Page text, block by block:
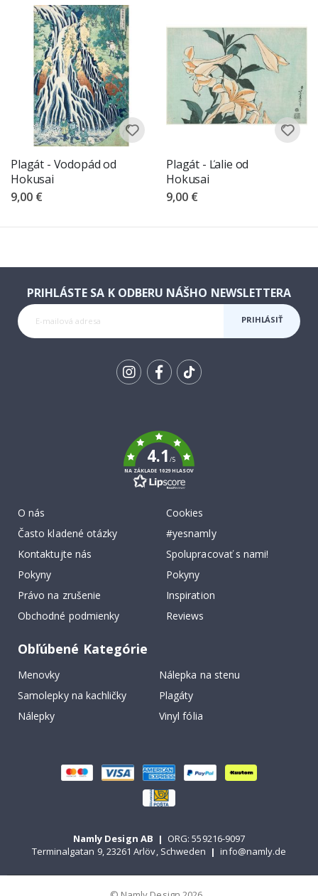
Plagát - Vodopád od
Hokusai
9,00 €
Plagát - Ľalie od
Hokusai
9,00 €
PRIHLÁSTE SA K ODBERU NÁŠHO NEWSLETTERA
PRIHLÁSIŤ
4.1/5
NA ZÁKLADE 1029 HLASOV
O nás
Často kladené otázky
Kontaktujte nás
Pokyny
Právo na zrušenie
Obchodné podmienky
Cookies
#yesnamly
Spolupracovať s nami!
Pokyny
Inspiration
Reviews
Obľúbené Kategórie
Menovky
Nálepka na stenu
Samolepky na kachličky
Plagáty
Nálepky
Vinyl fólia
Namly Design AB | ORG: 559216-9097
Terminalgatan 9, 23261 Arlöv, Schweden | info@namly.de